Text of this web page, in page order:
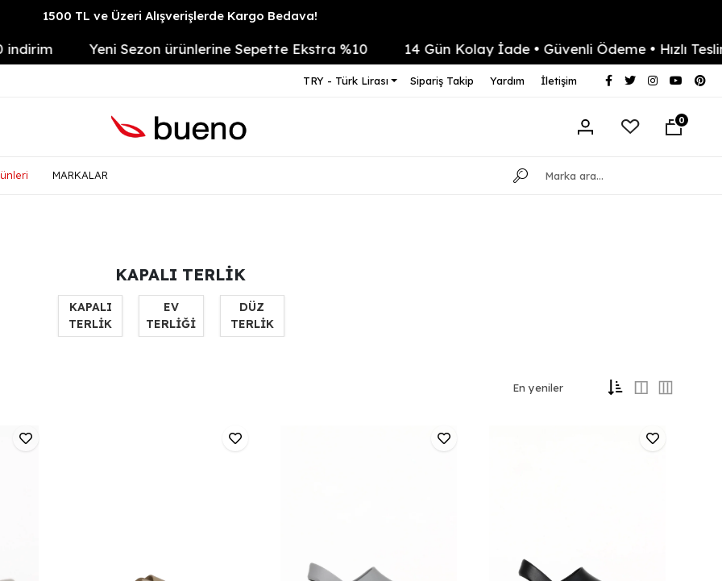
1500 TL ve Üzeri Alışverişlerde Kargo Bedava!
Yeni Sezon ürünlerine Sepette Ekstra %10 14 Gün Kolay İade • Güvenli Ödeme • Hızlı Teslimat
TRY - Türk Lirası Sipariş Takip Yardım İletişim
0
MARKALAR
KAPALI TERLİK
KAPALI
TERLİK
EV
TERLİĞİ
DÜZ
TERLİK